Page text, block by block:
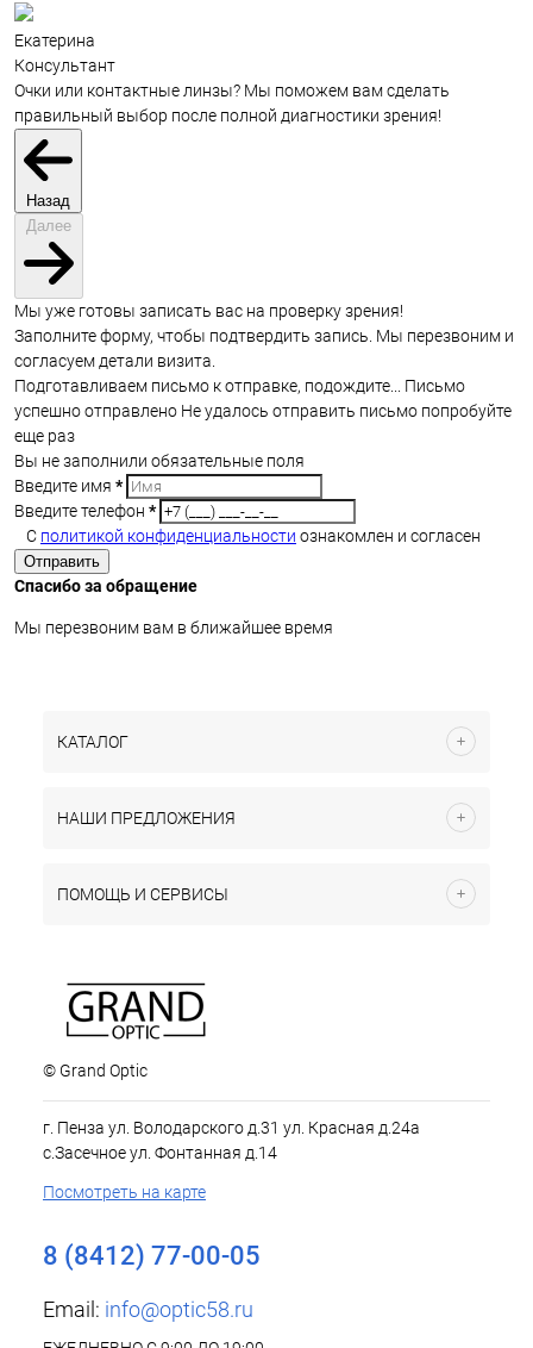
Екатерина
Консультант
Очки или контактные линзы? Мы поможем вам сделать
правильный выбор после полной диагностики зрения!
Назад
Далее
Мы уже готовы записать вас на проверку зрения!
Заполните форму, чтобы подтвердить запись. Мы перезвоним и
согласуем детали визита.
Подготавливаем письмо к отправке, подождите...
Письмо
успешно отправлено Не удалось отправить письмо попробуйте
еще раз
Вы не заполнили обязательные поля
Введите имя *
Введите телефон *
С политикой конфиденциальности ознакомлен и согласен
Отправить
Спасибо за обращение
Мы перезвоним вам в ближайшее время
КАТАЛОГ
НАШИ ПРЕДЛОЖЕНИЯ
ПОМОЩЬ И СЕРВИСЫ
© Grand Optic
г. Пенза ул. Володарского д.31 ул. Красная д.24а
с.Засечное ул. Фонтанная д.14
Посмотреть на карте
8 (8412) 77-00-05
Email: info@optic58.ru